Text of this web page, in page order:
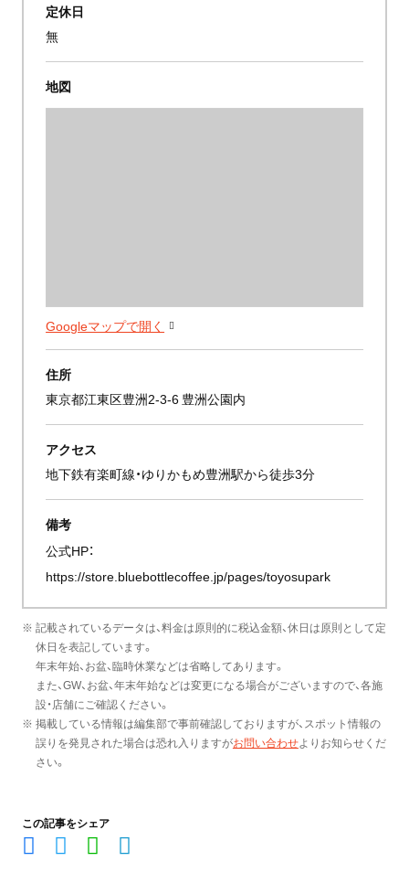
定休日
無
地図
Googleマップで開く
住所
東京都江東区豊洲2-3-6 豊洲公園内
アクセス
地下鉄有楽町線・ゆりかもめ豊洲駅から徒歩3分
備考
公式HP：
https://store.bluebottlecoffee.jp/pages/toyosupark
※ 記載されているデータは、料金は原則的に税込金額、休日は原則として定
休日を表記しています。
年末年始、お盆、臨時休業などは省略してあります。
また、GW、お盆、年末年始などは変更になる場合がございますので、各施
設・店舗にご確認ください。
※ 掲載している情報は編集部で事前確認しておりますが、スポット情報の
誤りを発見された場合は恐れ入りますがお問い合わせよりお知らせくだ
さい。
この記事をシェア